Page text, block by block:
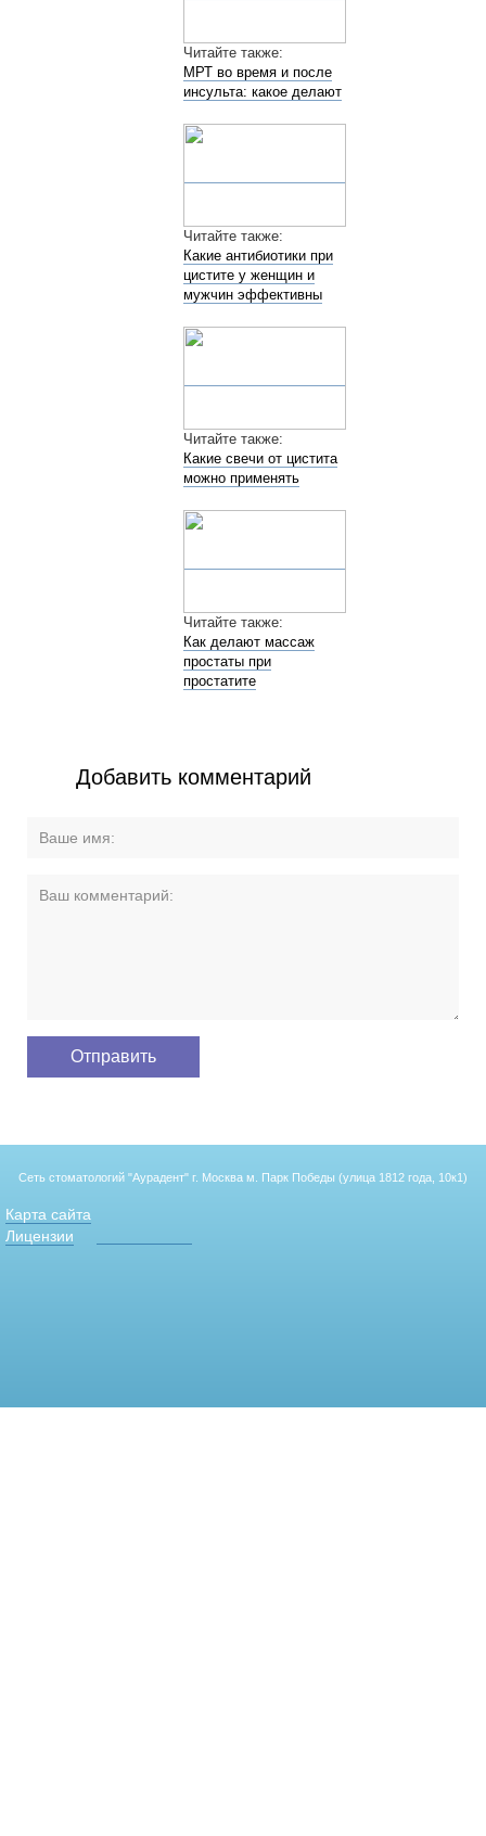
Читайте также:
МРТ во время и после
инсульта: какое делают
Читайте также:
Какие антибиотики при
цистите у женщин и
мужчин эффективны
Читайте также:
Какие свечи от цистита
можно применять
Читайте также:
Как делают массаж
простаты при
простатите
Добавить комментарий
Сеть стоматологий "Аурадент" г. Москва м. Парк Победы (улица 1812 года, 10к1)
Карта сайта
Лицензии